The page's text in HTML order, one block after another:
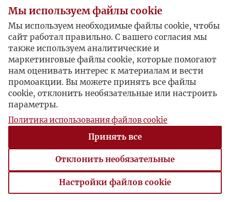
Мы используем файлы cookie
Мы используем необходимые файлы cookie, чтобы
сайт работал правильно. С вашего согласия мы
также используем аналитические и
маркетинговые файлы cookie, которые помогают
нам оценивать интерес к материалам и вести
промоакции. Вы можете принять все файлы
cookie, отклонить необязательные или настроить
параметры.
Политика использования файлов cookie
Принять все
Отклонить необязательные
Настройки файлов cookie
Настройки файлов cookie